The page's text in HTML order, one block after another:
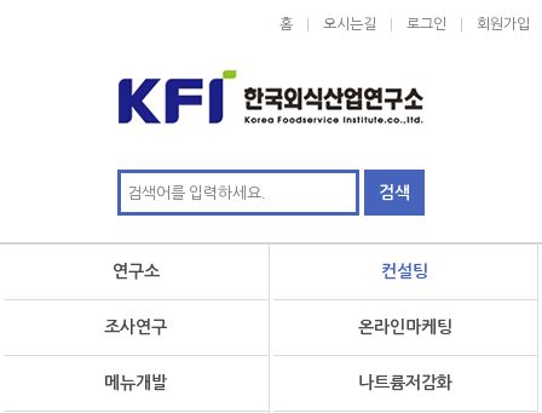
홈 오시는길 로그인 회원가입
연구소 컨설팅
조사연구 온라인마케팅
메뉴개발 나트륨저감화